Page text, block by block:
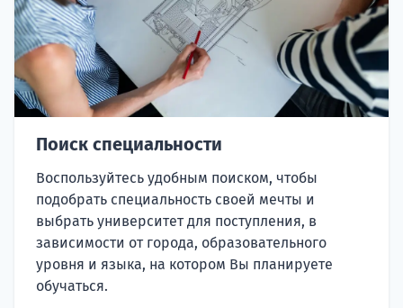
Поиск специальности
Воспользуйтесь удобным поиском, чтобы
подобрать специальность своей мечты и
выбрать университет для поступления, в
зависимости от города, образовательного
уровня и языка, на котором Вы планируете
обучаться.